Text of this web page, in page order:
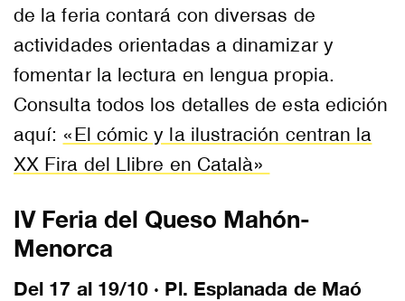
de la feria contará con diversas de
actividades orientadas a dinamizar y
fomentar la lectura en lengua propia.
Consulta todos los detalles de esta edición
aquí: «El cómic y la ilustración centran la
XX Fira del Llibre en Català»
IV Feria del Queso Mahón-
Menorca
Del 17 al 19/10 · Pl. Esplanada de Maó